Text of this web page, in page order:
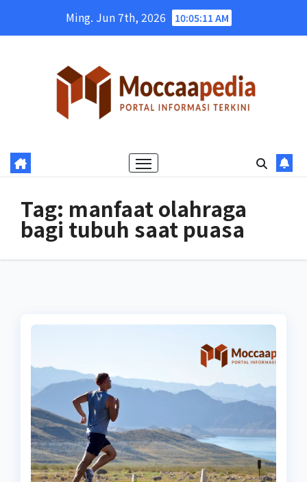
Ming. Jun 7th, 2026 10:05:11 AM
Tag: manfaat olahraga
bagi tubuh saat puasa